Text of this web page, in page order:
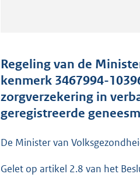
Regeling van de
kenmerk 3467994-
zorgverzekering in
geregistreerde
De Minister van
Gelet op artikel 2.8 van het